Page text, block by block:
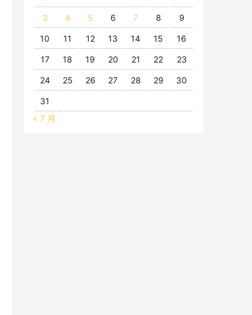
3 4 5 6 7 8 9
10 11 12 13 14 15 16
17 18 19 20 21 22 23
24 25 26 27 28 29 30
31
« 7 月